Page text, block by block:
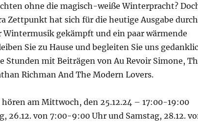
ohne die magisch-weiße Winterpracht?
Zettpunkt hat sich für die heutige Ausgabe durch
Wintermusik gekämpft und ein paar wärmende
Sie zu Hause und begleiten Sie uns
Stunden mit Beiträgen von Au Revoir Simone,
Richman And The Modern Lovers.
hören am Mittwoch, den 25.12.24 – 17:00-19:00
26.12. von 7:00-9:00 Uhr und Samstag, 28.12.